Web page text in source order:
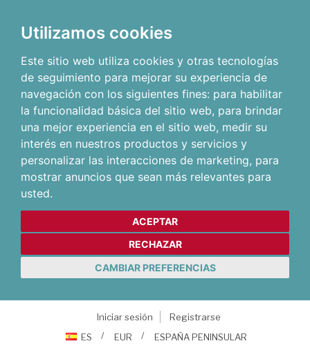
Utilizamos cookies
Este sitio web utiliza cookies y otras tecnologías
de seguimiento para mejorar su experiencia de
navegación con los siguientes fines: para habilitar
la funcionalidad básica del sitio web, para brindar
una mejor experiencia en el sitio web, medir su
interés en nuestros productos y servicios y
personalizar las interacciones de marketing, para
mostrar anuncios que sean más relevantes para
usted.
ACEPTAR
RECHAZAR
CAMBIAR PREFERENCIAS
Iniciar sesión
Registrarse
ES
EUR ESPAÑA PENINSULAR